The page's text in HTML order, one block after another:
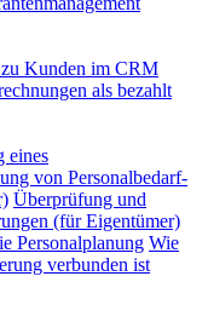
Kunden im CRM
als bezahlt
eines
von Personalbedarf-
Überprüfung und
(für Eigentümer)
Personalplanung Wie
verbunden ist